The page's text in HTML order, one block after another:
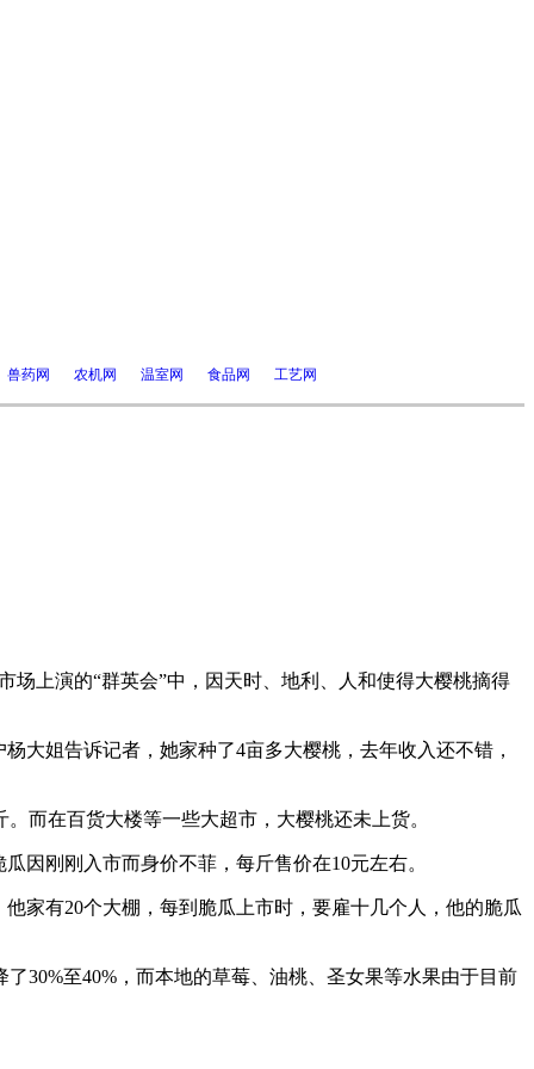
兽药网 农机网 温室网 食品网 工艺网
上演的“群英会”中，因天时、地利、人和使得大樱桃摘得
姐告诉记者，她家种了4亩多大樱桃，去年收入还不错，
而在百货大楼等一些大超市，大樱桃还未上货。
刚刚入市而身价不菲，每斤售价在10元左右。
家有20个大棚，每到脆瓜上市时，要雇十几个人，他的脆瓜
至40%，而本地的草莓、油桃、圣女果等水果由于目前